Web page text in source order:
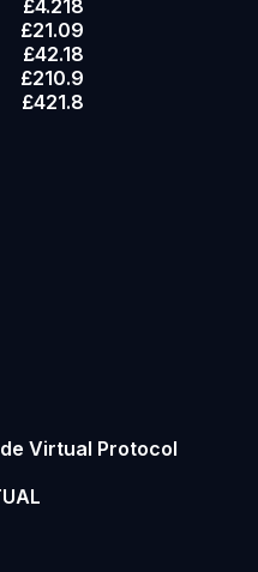
£4.218
£21.09
£42.18
£210.9
£421.8
Virtual Protocol